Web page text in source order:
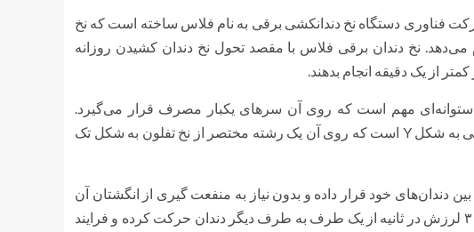
فناوری دستگاه نخ دندانکشی برقی به نام فلاس ساخته است که نخ
برای دندان‌ها انجام می‌دهد. نخ دندان برقی فلاس با مقصد تحول نخ دندان کشیدن روزانه
از یک دقیقه انجام بدهند.
مهم است که روی آن سرهای یکبار مصرف قرار می‌گیرد.
سرهای قرار گرفته روی دستگاه همانند یک زائده پلاستیکی به شکل Y است که روی آن یک رشته مختصر از نخ تفلون به شکل تک
دندان‌های خود قرار داده و بدون نیاز به منفعت گیری از انگشتان آن
را در دهان خود کرد. سری این دستگاه با شدت حداکثر ۳۰۰ لرزش در ثانیه از یک طرف به طرف دیگر دندان حرکت کرده و فرایند